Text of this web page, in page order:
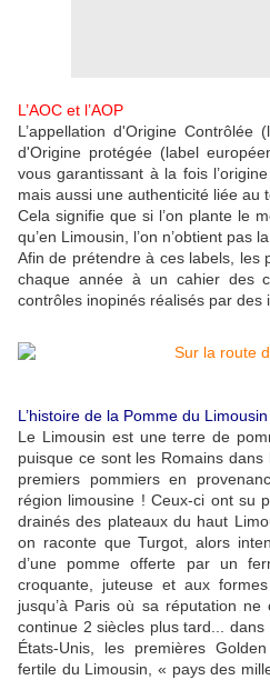
L’AOC et l’AOP
L’appellation d'Origine Contrôlée
d'Origine protégée (label
vous garantissant à la fois
mais aussi une authenticité liée au
Cela signifie que si l’on plante le
qu’en Limousin, l’on n’obtient pas
Afin de prétendre à ces labels, les
chaque année à un cahier des
contrôles inopinés réalisés par des
L’histoire de la Pomme du
Le Limousin est une terre de
puisque ce sont les Romains dans
premiers pommiers en
région limousine ! Ceux-ci ont su
drainés des plateaux du haut
on raconte que Turgot, alors
d’une pomme offerte par un
croquante, juteuse et aux
jusqu’à Paris où sa réputation ne
continue 2 siècles plus tard...
États-Unis, les premières
fertile du Limousin, « pays des